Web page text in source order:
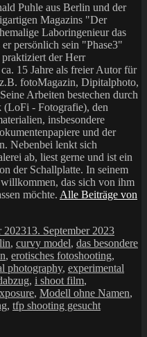
Puhle aus Berlin und der
Magazins "Der
Laboringenieur das
persönlich sein "Phase3"
der Herr
15 Jahre als freier Autor für
fotoMagazin, Dipitalphoto,
Arbeiten bestechen durch
(LoFi - Fotografie), den
insbesondere
und der
Nebenbei lenkt sich
ab, liest gerne und ist ein
der Schallplatte. In seinem
das sich von ihm
möchte. Alle Beiträge von
202313. September 2023
, curvy model, das besondere
, erotisches fotoshooting,
photography, experimental
, i shoot film,
, Modell ohne Namen,
, tfp shooting gesucht